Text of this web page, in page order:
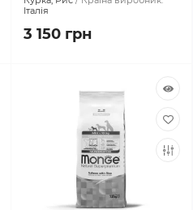
Італія
3 150 грн